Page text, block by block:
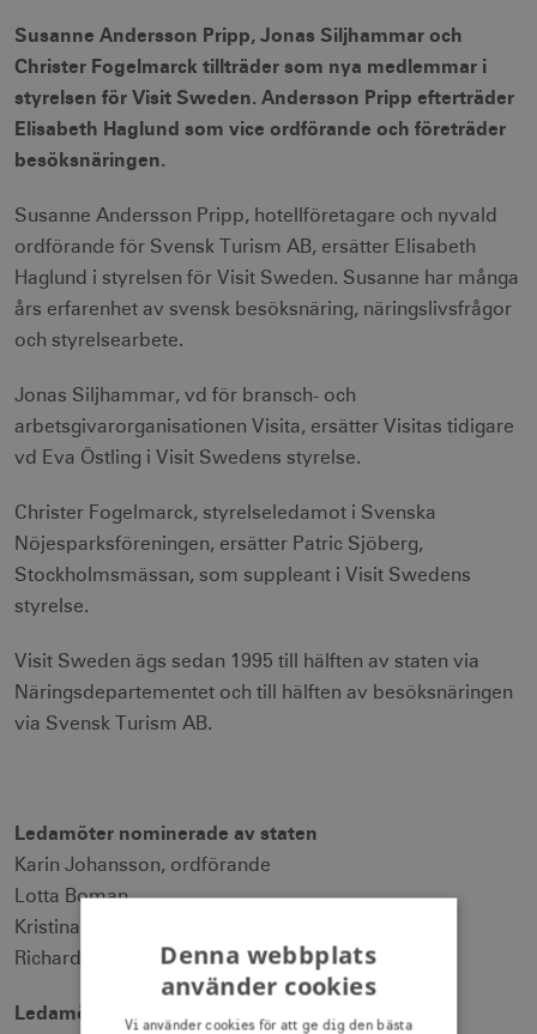
Susanne Andersson Pripp, Jonas Siljhammar och
Christer Fogelmarck tillträder som nya medlemmar i
styrelsen för Visit Sweden. Andersson Pripp efterträder
Elisabeth Haglund som vice ordförande och företräder
besöksnäringen.
Susanne Andersson Pripp, hotellföretagare och nyvald
ordförande för Svensk Turism AB, ersätter Elisabeth
Haglund i styrelsen för Visit Sweden. Susanne har många
års erfarenhet av svensk besöksnäring, näringslivsfrågor
och styrelsearbete.
Jonas Siljhammar, vd för bransch- och
arbetsgivarorganisationen Visita, ersätter Visitas tidigare
vd Eva Östling i Visit Swedens styrelse.
Christer Fogelmarck, styrelseledamot i Svenska
Nöjesparksföreningen, ersätter Patric Sjöberg,
Stockholmsmässan, som suppleant i Visit Swedens
styrelse.
Visit Sweden ägs sedan 1995 till hälften av staten via
Näringsdepartementet och till hälften av besöksnäringen
via Svensk Turism AB.
Ledamöter nominerade av staten
Karin Johansson, ordförande
Lotta Boman
Kristina Ekengren
Richard Törnblom
Ledamöter nominerade av besöksnäringen
Denna webbplats
använder cookies
Vi använder cookies för att ge dig den bästa